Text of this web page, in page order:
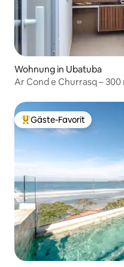
Wohnung in Ubatuba
Ar Cond e Churrasq –
Beliebter Gäste-Favorit.
Gäste-Favorit